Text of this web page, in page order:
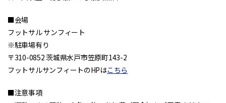
■会場
フットサル サンフィート
※駐車場有り
〒310-0852 茨城県水戸市笠原町143-2
フットサルサンフィートのHPはこちら
■注意事項